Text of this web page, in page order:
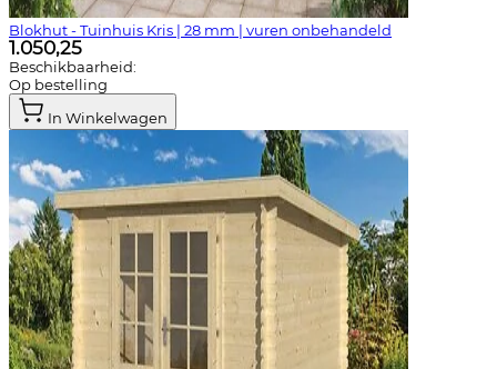
Blokhut - Tuinhuis Kris | 28 mm | vuren onbehandeld
1.050,25
Beschikbaarheid:
Op bestelling
In Winkelwagen